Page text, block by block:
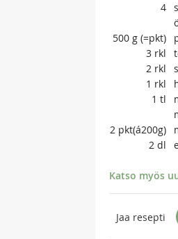
4
500 g (=pkt)
3 rkl
2 rkl
1 rkl
1 tl
2 pkt(á200g)
2 dl
Katso myös
Jaa resepti